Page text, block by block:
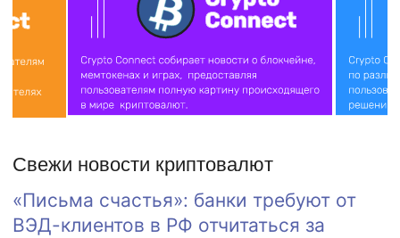
Свежи новости криптовалют
«Письма счастья»: банки требуют от
ВЭД-клиентов в РФ отчитаться за